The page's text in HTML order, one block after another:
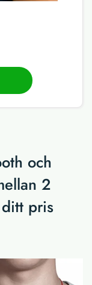
och
2
pris